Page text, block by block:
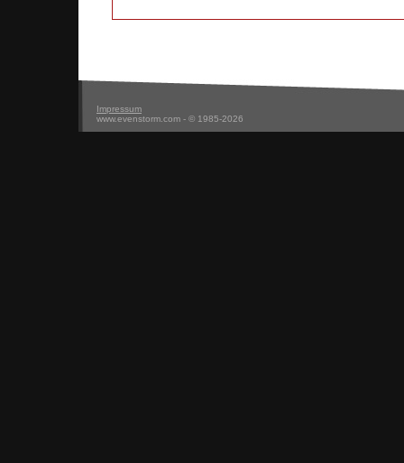
Impressum
www.evenstorm.com - © 1985-2026